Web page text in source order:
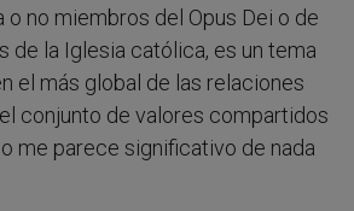
o no miembros del Opus Dei o de
de la Iglesia católica, es un tema
el más global de las relaciones
conjunto de valores compartidos
me parece significativo de nada